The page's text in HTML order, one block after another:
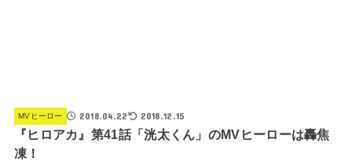
MVヒーロー 2018.04.22 2018.12.15
『ヒロアカ』第41話「洸太くん」のMVヒーローは轟焦
凍！